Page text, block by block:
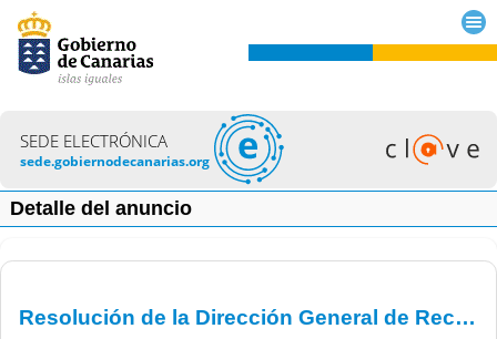
SEDE ELECTRÓNICA
sede.gobiernodecanarias.org
Detalle del anuncio
Resolución de la Dirección General de Recursos Humanos del SCS, que aprueba los resultados de la fase de oposición del proceso selectivo para la estabilización del empleo temporal (concurso oposición),de la categoría de: T. Titulada/o Superior Jurídico.